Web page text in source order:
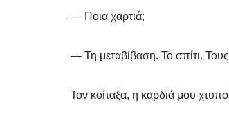
— Ποια χαρτιά;
— Τη μεταβίβαση. Το σπίτι.
Τον κοίταξα, η καρδιά μου